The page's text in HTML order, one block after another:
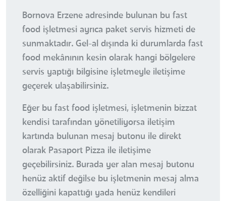
Bornova Erzene adresinde bulunan bu fast
food işletmesi ayrıca paket servis hizmeti de
sunmaktadır. Gel-al dışında ki durumlarda fast
food mekânının kesin olarak hangi bölgelere
servis yaptığı bilgisine işletmeyle iletişime
geçerek ulaşabilirsiniz.
Eğer bu fast food işletmesi, işletmenin bizzat
kendisi tarafından yönetiliyorsa iletişim
kartında bulunan mesaj butonu ile direkt
olarak Pasaport Pizza ile iletişime
geçebilirsiniz. Burada yer alan mesaj butonu
henüz aktif değilse bu işletmenin mesaj alma
özelliğini kapattığı yada henüz kendileri